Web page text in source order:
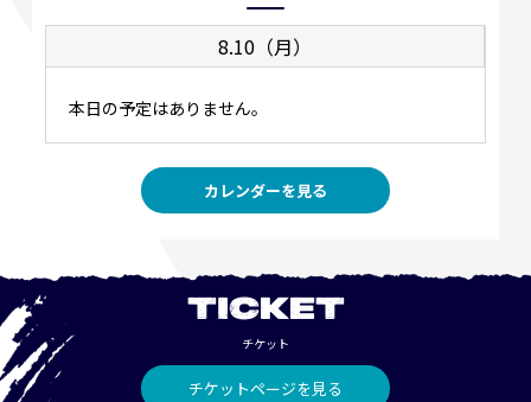
8.10（月）
本日の予定はありません。
カレンダーを見る
TICKET
チケット
チケットページを見る